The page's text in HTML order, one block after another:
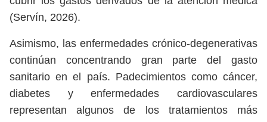
(Servín, 2026).
Asimismo, las enfermedades crónico-degenerativas
continúan concentrando gran parte del gasto
sanitario en el país. Padecimientos como cáncer,
diabetes y enfermedades cardiovasculares
representan algunos de los tratamientos más